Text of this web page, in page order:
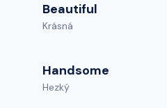
Beautiful
Krásná
Handsome
Hezký